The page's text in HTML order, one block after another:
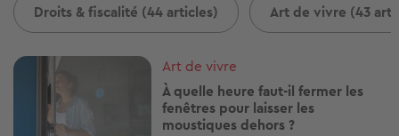
Droits & fiscalité (44 articles) Art de vivre (43
Image
Art de vivre
À quelle heure faut-il fermer les
fenêtres pour laisser les
moustiques dehors ?